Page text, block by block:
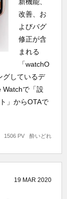
改善、お
よびバグ
修正が含
まれる
「watchO
グしているデ
Watchで「設
」からOTAで
酔いどれ
1506 PV
19 MAR 2020